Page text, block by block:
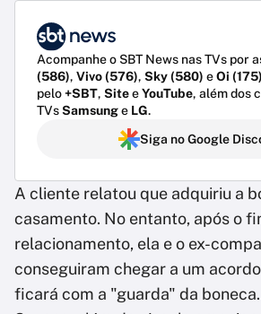
Acompanhe o SBT News nas TVs por
(586), Vivo (576), Sky (580) eOi (175)
pelo+SBT, SiteeYouTube, além dos
TVsSamsunge LG.
Siga no Google
A cliente relatou que adquiriu a
casamento. No entanto, após o
relacionamento, ela e o ex-
conseguiram chegar a um
ficará com a "guarda" da